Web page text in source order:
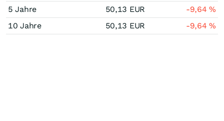
5 Jahre
50,13 EUR -9,64%
10 Jahre
50,13 EUR -9,64%